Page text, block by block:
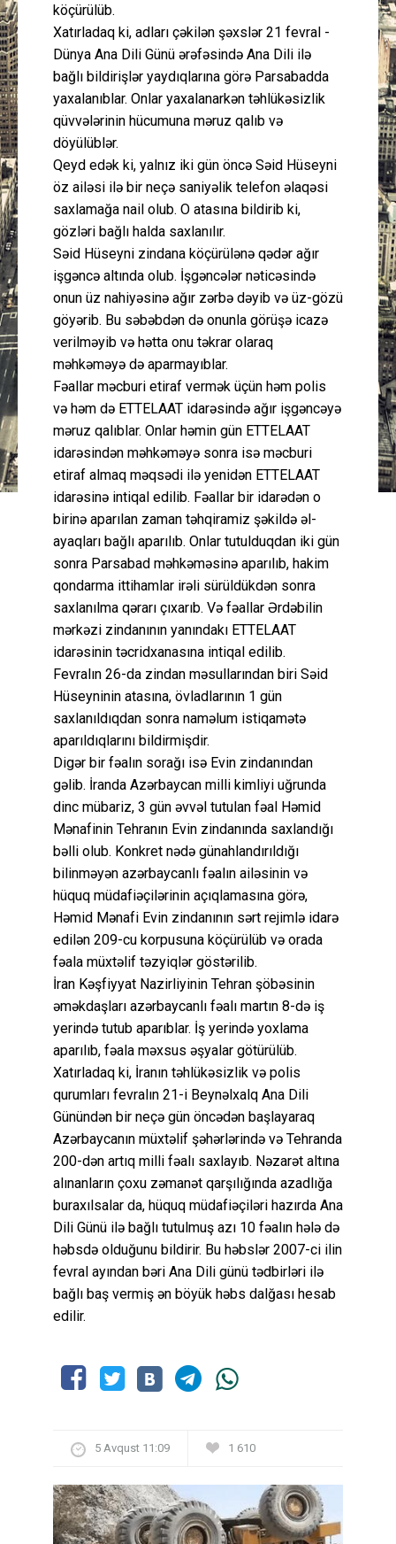
köçürülüb.
Xatırladaq ki, adları çəkilən şəxslər 21 fevral -
Dünya Ana Dili Günü ərəfəsində Ana Dili ilə
bağlı bildirişlər yaydıqlarına görə Parsabadda
yaxalanıblar. Onlar yaxalanarkən təhlükəsizlik
qüvvələrinin hücumuna məruz qalıb və
döyülüblər.
Qeyd edək ki, yalnız iki gün öncə Səid Hüseyni
öz ailəsi ilə bir neçə saniyəlik telefon əlaqəsi
saxlamağa nail olub. O atasına bildirib ki,
gözləri bağlı halda saxlanılır.
Səid Hüseyni zindana köçürülənə qədər ağır
işgəncə altında olub. İşgəncələr nəticəsində
onun üz nahiyəsinə ağır zərbə dəyib və üz-gözü
göyərib. Bu səbəbdən də onunla görüşə icazə
verilməyib və hətta onu təkrar olaraq
məhkəməyə də aparmayıblar.
Fəallar məcburi etiraf vermək üçün həm polis
və həm də ETTELAAT idarəsində ağır işgəncəyə
məruz qalıblar. Onlar həmin gün ETTELAAT
idarəsindən məhkəməyə sonra isə məcburi
etiraf almaq məqsədi ilə yenidən ETTELAAT
idarəsinə intiqal edilib. Fəallar bir idarədən o
birinə aparılan zaman təhqiramiz şəkildə əl-
ayaqları bağlı aparılıb. Onlar tutulduqdan iki gün
sonra Parsabad məhkəməsinə aparılıb, hakim
qondarma ittihamlar irəli sürüldükdən sonra
saxlanılma qərarı çıxarıb. Və fəallar Ərdəbilin
mərkəzi zindanının yanındakı ETTELAAT
idarəsinin təcridxanasına intiqal edilib.
Fevralın 26-da zindan məsullarından biri Səid
Hüseyninin atasına, övladlarının 1 gün
saxlanıldıqdan sonra naməlum istiqamətə
aparıldıqlarını bildirmişdir.
Digər bir fəalın sorağı isə Evin zindanından
gəlib. İranda Azərbaycan milli kimliyi uğrunda
dinc mübariz, 3 gün əvvəl tutulan fəal Həmid
Mənafinin Tehranın Evin zindanında saxlandığı
bəlli olub. Konkret nədə günahlandırıldığı
bilinməyən azərbaycanlı fəalın ailəsinin və
hüquq müdafiəçilərinin açıqlamasına görə,
Həmid Mənafi Evin zindanının sərt rejimlə idarə
edilən 209-cu korpusuna köçürülüb və orada
fəala müxtəlif təzyiqlər göstərilib.
İran Kəşfiyyat Nazirliyinin Tehran şöbəsinin
əməkdaşları azərbaycanlı fəalı martın 8-də iş
yerində tutub aparıblar. İş yerində yoxlama
aparılıb, fəala məxsus əşyalar götürülüb.
Xatırladaq ki, İranın təhlükəsizlik və polis
qurumları fevralın 21-i Beynəlxalq Ana Dili
Günündən bir neçə gün öncədən başlayaraq
Azərbaycanın müxtəlif şəhərlərində və Tehranda
200-dən artıq milli fəalı saxlayıb. Nəzarət altına
alınanların çoxu zəmanət qarşılığında azadlığa
buraxılsalar da, hüquq müdafiəçiləri hazırda Ana
Dili Günü ilə bağlı tutulmuş azı 10 fəalın hələ də
həbsdə olduğunu bildirir. Bu həbslər 2007-ci ilin
fevral ayından bəri Ana Dili günü tədbirləri ilə
bağlı baş vermiş ən böyük həbs dalğası hesab
edilir.
5 Avqust 11:09 1 610